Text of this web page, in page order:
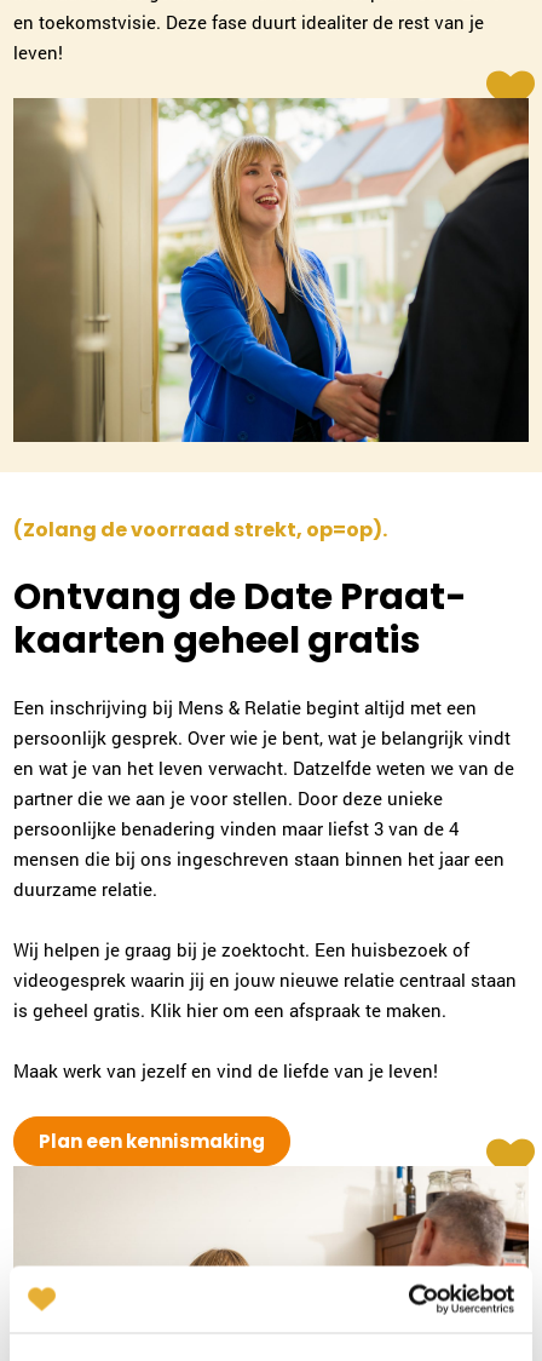
en toekomstvisie. Deze fase duurt idealiter de rest van je
leven!
(Zolang de voorraad strekt, op=op).
Ontvang de Date Praat-
kaarten geheel gratis
Een inschrijving bij Mens & Relatie begint altijd met een
persoonlijk gesprek. Over wie je bent, wat je belangrijk vindt
en wat je van het leven verwacht. Datzelfde weten we van de
partner die we aan je voor stellen. Door deze unieke
persoonlijke benadering vinden maar liefst 3 van de 4
mensen die bij ons ingeschreven staan binnen het jaar een
duurzame relatie.
Wij helpen je graag bij je zoektocht. Een huisbezoek of
videogesprek waarin jij en jouw nieuwe relatie centraal staan
is geheel gratis. Klik hier om een afspraak te maken.
Maak werk van jezelf en vind de liefde van je leven!
Plan een kennismaking
Joyce Craenmehr
Plan kennismaking
Evelien Wolt
Tilburg
013-2032016|email
Plan kennismaking
Rene van Saane
Almelo
Elja van Heteren
030-2270125|email
Plan kennismaking
Niki de Man
Plan kennismaking
Gerdien Sabee-Morsink
Enschede
053-2032008
Sonja Karsten